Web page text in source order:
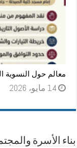
معالم حول النسوية
14 مايو، 2026
بناء الأسرة